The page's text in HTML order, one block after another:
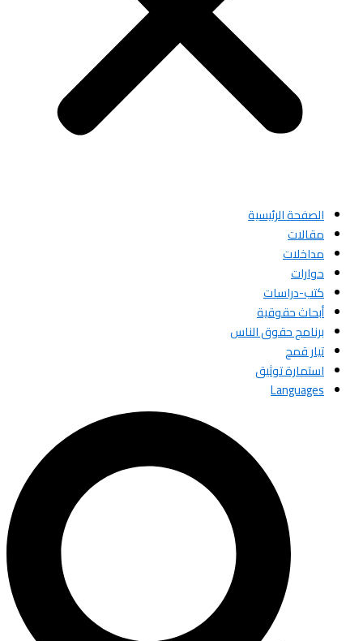
الصفحة الرئيسية
مقالات
مداخلات
حوارات
كتب-دراسات
أبحاث حقوقية
برنامج حقوق الناس
تيار قمح
استمارة توثيق
Languages